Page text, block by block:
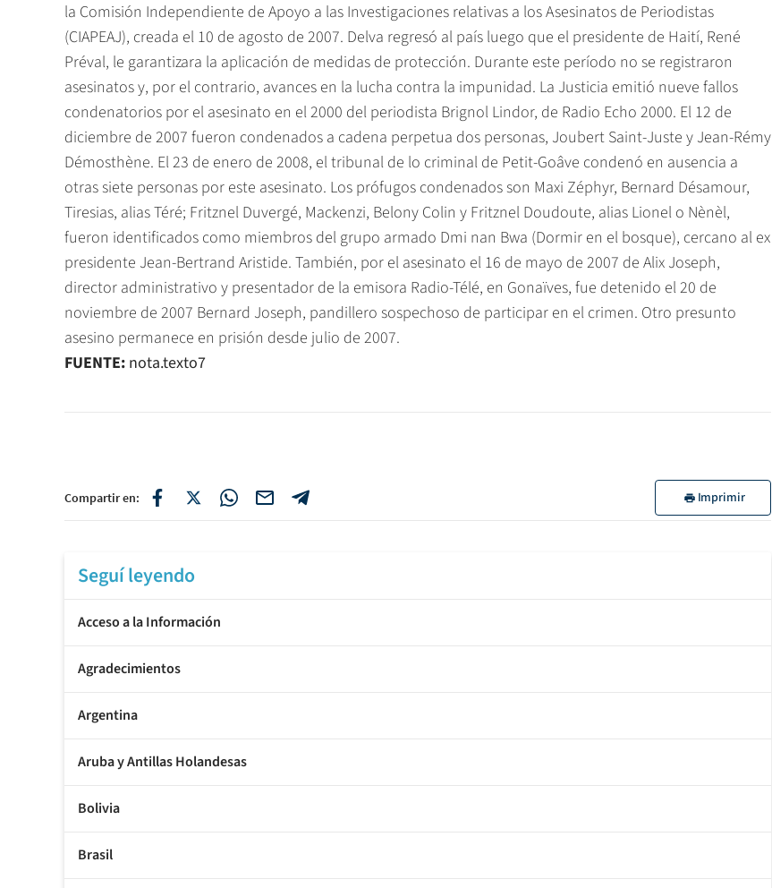
la Comisión Independiente de Apoyo a las Investigaciones relativas a los Asesinatos de Periodistas
(CIAPEAJ), creada el 10 de agosto de 2007. Delva regresó al país luego que el presidente de Haití, René
Préval, le garantizara la aplicación de medidas de protección. Durante este período no se registraron
asesinatos y, por el contrario, avances en la lucha contra la impunidad. La Justicia emitió nueve fallos
condenatorios por el asesinato en el 2000 del periodista Brignol Lindor, de Radio Echo 2000. El 12 de
diciembre de 2007 fueron condenados a cadena perpetua dos personas, Joubert Saint-Juste y Jean-Rémy
Démosthène. El 23 de enero de 2008, el tribunal de lo criminal de Petit-Goâve condenó en ausencia a
otras siete personas por este asesinato. Los prófugos condenados son Maxi Zéphyr, Bernard Désamour,
Tiresias, alias Téré; Fritznel Duvergé, Mackenzi, Belony Colin y Fritznel Doudoute, alias Lionel o Nènèl,
fueron identificados como miembros del grupo armado Dmi nan Bwa (Dormir en el bosque), cercano al ex
presidente Jean-Bertrand Aristide. También, por el asesinato el 16 de mayo de 2007 de Alix Joseph,
director administrativo y presentador de la emisora Radio-Télé, en Gonaïves, fue detenido el 20 de
noviembre de 2007 Bernard Joseph, pandillero sospechoso de participar en el crimen. Otro presunto
asesino permanece en prisión desde julio de 2007.
FUENTE: nota.texto7
Compartir en: Imprimir
Seguí leyendo
Acceso a la Información
Agradecimientos
Argentina
Aruba y Antillas Holandesas
Bolivia
Brasil